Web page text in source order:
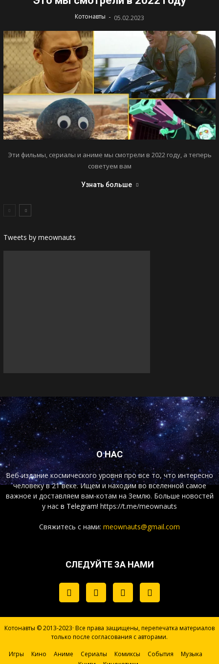
Котонавты - 05.02.2023
Эти фильмы, сериалы и аниме мы смотрели в 2022 году, а теперь
советуем вам
Узнать больше
Tweets by meownauts
О НАС
Веб-издание космического уровня про все то, что интересно
человеку в 21 веке. Ищем и находим во вселенной самое
важное и доставляем вам-котам на Землю. Больше новостей
у нас в Telegram! https://t.me/meownauts
Свяжитесь с нами: meownauts@gmail.com
СЛЕДУЙТЕ ЗА НАМИ
Котонавты © 2013-2023· Все права защищены, перепечатка материалов
только после согласования с авторами.
Игры Кино Аниме Сериалы Комиксы События
Музыка